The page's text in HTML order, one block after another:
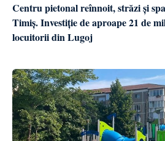
Centru pietonal reînnoit, străzi și
Timiș. Investiție de aproape 21 de
locuitorii din Lugoj